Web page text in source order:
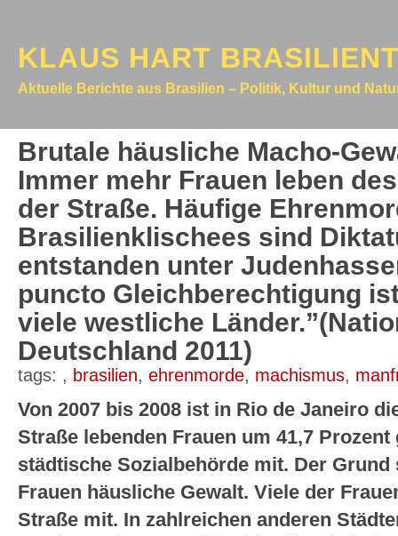
KLAUS HART
Aktuelle Berichte aus Brasilien – Politik, Kultur und
Brutale häusliche Macho-
Immer mehr Frauen leben
der Straße. Häufige
Brasilienklischees sind
entstanden unter
puncto Gleichberechtigung
viele westliche
Deutschland 2011)
tags: , brasilien, ehrenmorde, machismus,
Von 2007 bis 2008 ist in Rio de Janeiro
Straße lebenden Frauen um 41,7
städtische Sozialbehörde mit. Der
Frauen häusliche Gewalt. Viele der
Straße mit. In zahlreichen anderen